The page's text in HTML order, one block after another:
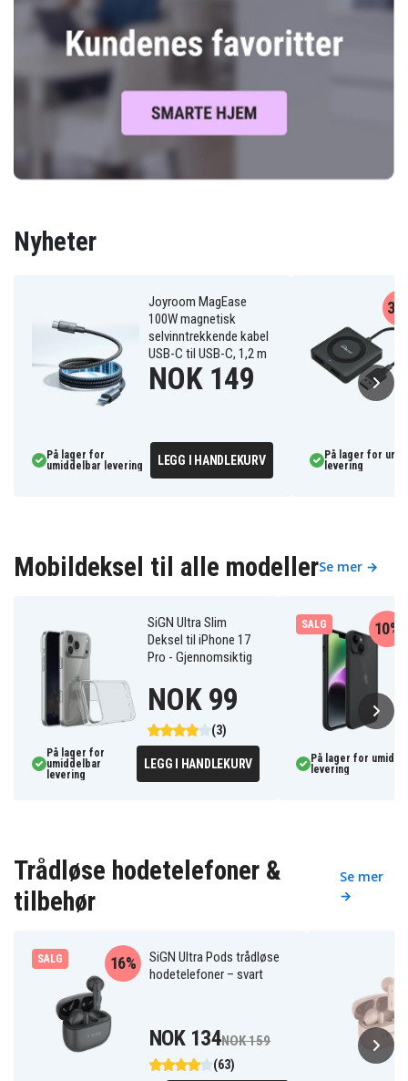
Nyheter
Joyroom MagEase
100W magnetisk
selvinntrekkende kabel
USB-C til USB-C, 1,2 m
NOK 149
På lager for
umiddelbar levering
LEGG I HANDLEKURV
På lager for
levering
Mobildeksel til alle modellerSe mer →
SiGN Ultra Slim
Deksel til iPhone 17
Pro - Gjennomsiktig
(3)
NOK 99
På lager for
umiddelbar
levering
LEGG I HANDLEKURV
SALG 10%
På lager for
levering
Trådløse hodetelefoner &
tilbehør
Se mer
→
SALG
SiGN Ultra Pods trådløse
hodetelefoner – svart
(63)
16%
NOK 134NOK 159